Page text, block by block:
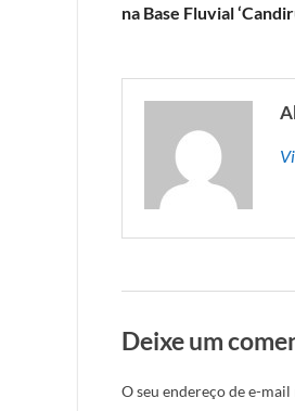
na Base Fluvial
Deixe um
O seu endereço de e-